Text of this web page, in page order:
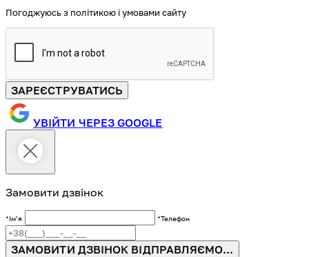
Погоджуюсь з політикою і умовами сайту
ЗАРЕЄСТРУВАТИСЬ
УВІЙТИ ЧЕРЕЗ GOOGLE
Замовити дзвінок
*Імʼя *Телефон
ЗАМОВИТИ ДЗВІНОК ВІДПРАВЛЯЄМО...